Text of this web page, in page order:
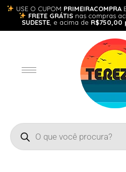
USE O CUPOM PRIMEIRACOMPRA
FRETE GRÁTISnas compras
SUDESTE , e acima de R$750,00